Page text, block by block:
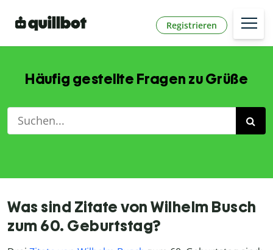
Registrieren
Häufig gestellte Fragen zu Grüße
Was sind Zitate von Wilhelm Busch
zum 60. Geburtstag?